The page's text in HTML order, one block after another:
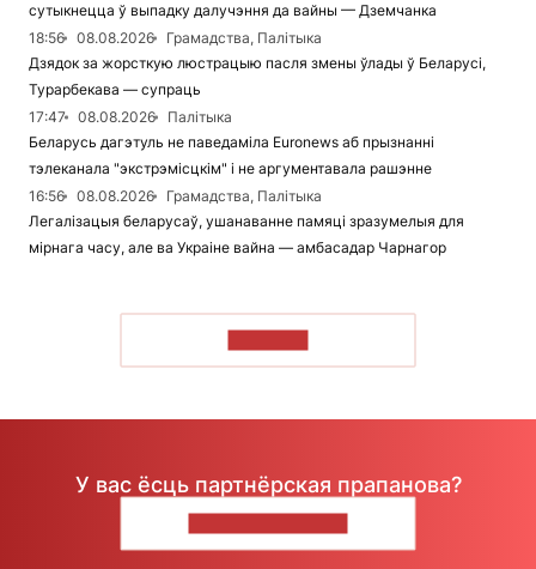
сутыкнецца ў выпадку далучэння да вайны — Дземчанка
18:56
08.08.2026
Грамадства, Палітыка
Дзядок за жорсткую люстрацыю пасля змены ўлады ў Беларусі,
Турарбекава — супраць
17:47
08.08.2026
Палітыка
Беларусь дагэтуль не паведаміла Euronews аб прызнанні
тэлеканала "экстрэмісцкім" і не аргументавала рашэнне
16:56
08.08.2026
Грамадства, Палітыка
Легалізацыя беларусаў, ушанаванне памяці зразумелыя для
мірнага часу, але ва Украіне вайна — амбасадар Чарнагор
У вас ёсць партнёрская прапанова?